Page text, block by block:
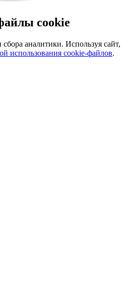
cookie
аналитики. Используя сайт,
использования cookie-файлов.